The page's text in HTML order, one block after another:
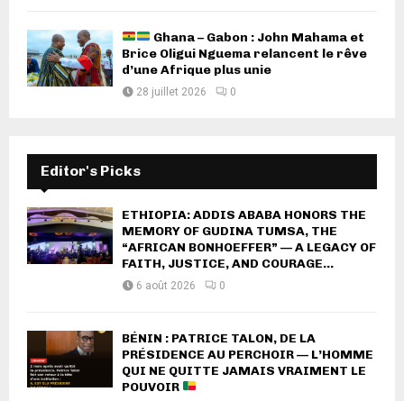
Ghana – Gabon : John Mahama et
Brice Oligui Nguema relancent le rêve
d’une Afrique plus unie
28 juillet 2026 0
Editor's Picks
ETHIOPIA: ADDIS ABABA HONORS THE
MEMORY OF GUDINA TUMSA, THE
“AFRICAN BONHOEFFER” — A LEGACY OF
FAITH, JUSTICE, AND COURAGE...
6 août 2026 0
BÉNIN : PATRICE TALON, DE LA
PRÉSIDENCE AU PERCHOIR — L’HOMME
QUI NE QUITTE JAMAIS VRAIMENT LE
POUVOIR